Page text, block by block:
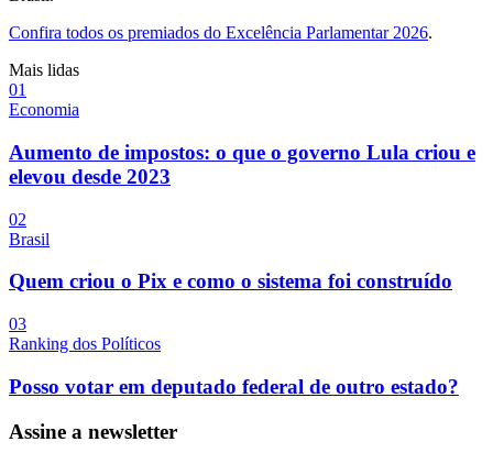
Confira todos os premiados do Excelência Parlamentar 2026.
Mais lidas
01
Economia
Aumento de impostos: o que o governo Lula criou e
elevou desde 2023
02
Brasil
Quem criou o Pix e como o sistema foi construído
03
Ranking dos Políticos
Posso votar em deputado federal de outro estado?
Assine a newsletter